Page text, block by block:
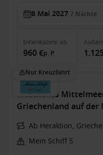
8 Mai 2027 7 Nächte
Innenkabine ab
960 €p. P.
Nur Kreuzfahrt
Westliches
Griechenland auf der
Ab Heraklion,
Mein Schiff 5